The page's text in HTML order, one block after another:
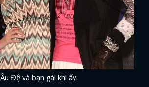
Âu Đệ và bạn gái khi ấy.